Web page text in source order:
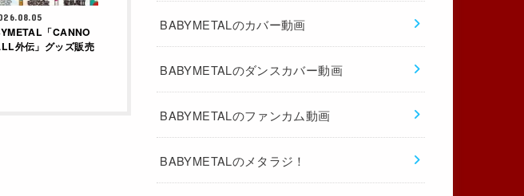
「CANNO
外伝」グッズ販売
BABYMETALのカバー動画
BABYMETALのダンスカバー動画
BABYMETALのファンカム動画
BABYMETALのメタラジ！